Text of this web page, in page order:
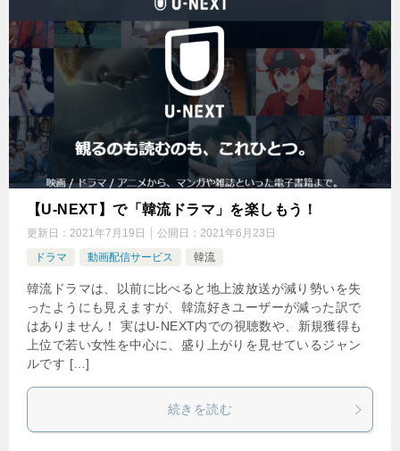
【U-NEXT】で「韓流ドラマ」を楽しもう！
更新日： 2021年7月19日 公開日： 2021年6月23日
ドラマ
動画配信サービス 韓流
韓流ドラマは、以前に比べると地上波放送が減り勢いを失
ったようにも見えますが、韓流好きユーザーが減った訳で
はありません！ 実はU-NEXT内での視聴数や、新規獲得も
上位で若い女性を中心に、盛り上がりを見せているジャン
ルです […]
続きを読む